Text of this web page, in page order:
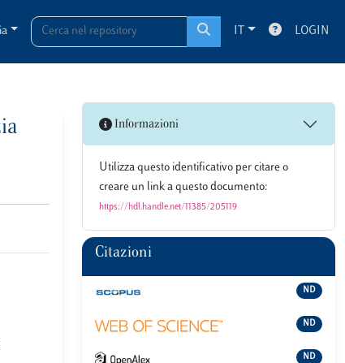
IT LOGIN
Informazioni
Utilizza questo identificativo per citare o
creare un link a questo documento:
https://hdl.handle.net/11385/205119
Citazioni
ND
ND
ND